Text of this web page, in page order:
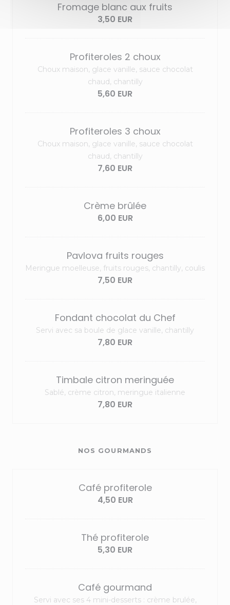
Fromage blanc aux fruits
3,50 EUR
Profiteroles 2 choux
Choux maison, glace vanille, sauce chocolat
chaud, chantilly
5,60 EUR
Profiteroles 3 choux
Choux maison, glace vanille, sauce chocolat
chaud, chantilly
7,60 EUR
Crème brûlée
6,00 EUR
Pavlova fruits rouges
Meringue moelleuse, fruits rouges, chantilly, coulis
7,50 EUR
Fondant chocolat du Chef
Servi avec sa boule de glace vanille, chantilly
7,80 EUR
Timbale citron meringuée
Sablé, crème citron, meringue italienne
7,80 EUR
NOS GOURMANDS
Café profiterole
4,50 EUR
Thé profiterole
5,30 EUR
Café gourmand
Servi avec ses 4 mini-desserts : crème brulée,